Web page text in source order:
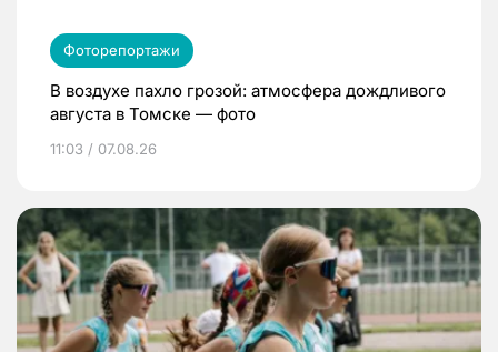
Фоторепортажи
В воздухе пахло грозой: атмосфера дождливого
августа в Томске — фото
11:03 / 07.08.26